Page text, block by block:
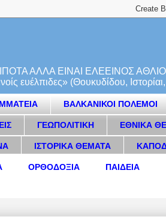
ΑΛΛΑ ΕΙΝΑΙ ΕΛΕΕΙΝΟΣ
ευέλπιδες» (Θουκυδίδου, Ιστορίαι,
ΒΑΛΚΑΝΙΚΟΙ ΠΟΛΕΜΟΙ
ΓΕΩΠΟΛΙΤΙΚΗ ΕΘΝΙΚΑ
ΙΣΤΟΡΙΚΑ ΘΕΜΑΤΑ
ΟΡΘΟΔΟΞΙΑ ΠΑΙΔΕΙΑ